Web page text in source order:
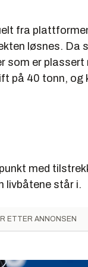
fra
løsnes. Da
som er plassert
på 40 tonn, og
med
livbåtene står i.
ETTER ANNONSEN